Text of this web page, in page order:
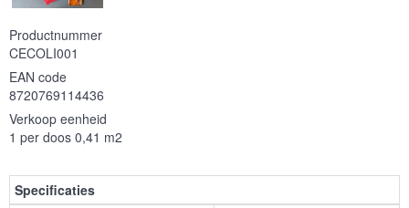
Productnummer
CECOLI001
EAN code
8720769114436
Verkoop eenheid
1 per doos 0,41 m2
Specificaties